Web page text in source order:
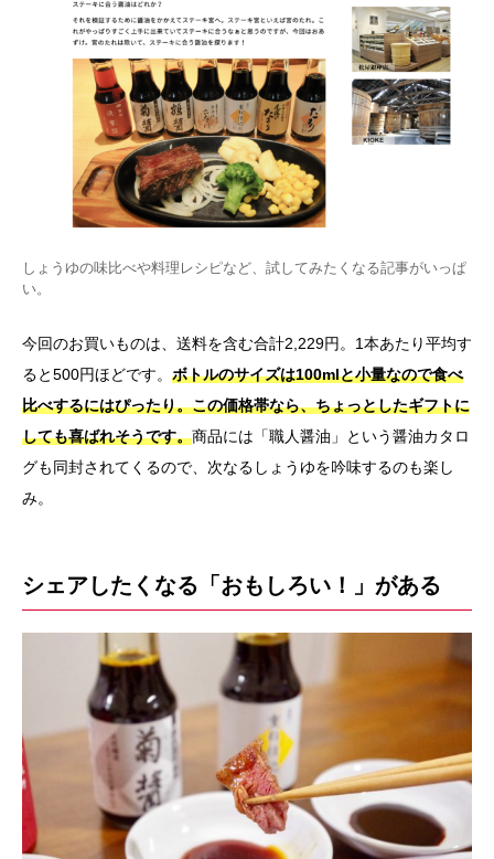
しょうゆの味比べや料理レシピなど、試してみたくなる記事がいっぱ
い。
今回のお買いものは、送料を含む合計2,229円。1本あたり平均す
ると500円ほどです。 ボトルのサイズは100mlと小量なので食べ
比べするにはぴったり。この価格帯なら、ちょっとしたギフトに
しても喜ばれそうです。商品には「職人醤油」という醤油カタロ
グも同封されてくるので、次なるしょうゆを吟味するのも楽し
み。
シェアしたくなる「おもしろい！」がある